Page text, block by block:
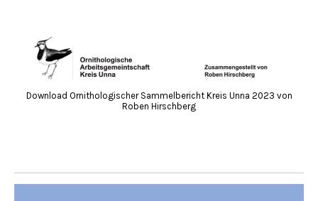
Download Ornithologischer Sammelbericht Kreis Unna 2023 von
Roben Hirschberg